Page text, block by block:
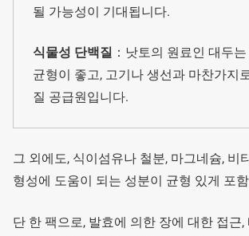
될 가능성이 기대됩니다.
식물성 단백질 ：낫토의 원료인 대두
균형이 좋고, 고기나 생선과 마찬가지
질 공급원입니다.
그 외에도, 식이섬유나 철분, 마그네슘, 비
형성에 도움이 되는 성분이 균형 있게 포
단 한 팩으로, 발효에 의한 장에 대한 접근,